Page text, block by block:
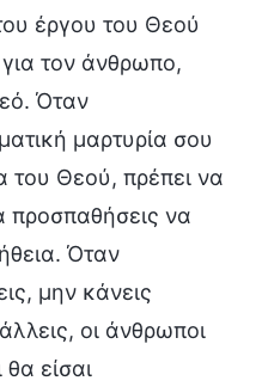
έργου του Θεού
τον άνθρωπο,
Όταν
μαρτυρία σου
του Θεού, πρέπει να
προσπαθήσεις να
Όταν
μην κάνεις
οι άνθρωποι
είσαι